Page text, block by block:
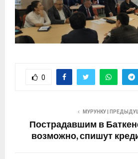
0
МУРУНКУ |
Пострадавшим в
возможно, спишут